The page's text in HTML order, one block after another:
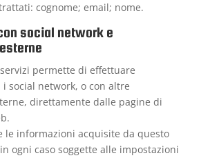
cognome; email; nome.
social network e
permette di effettuare
social network, o con altre
direttamente dalle pagine di
le informazioni acquisite da questo
ogni caso soggette alle impostazioni